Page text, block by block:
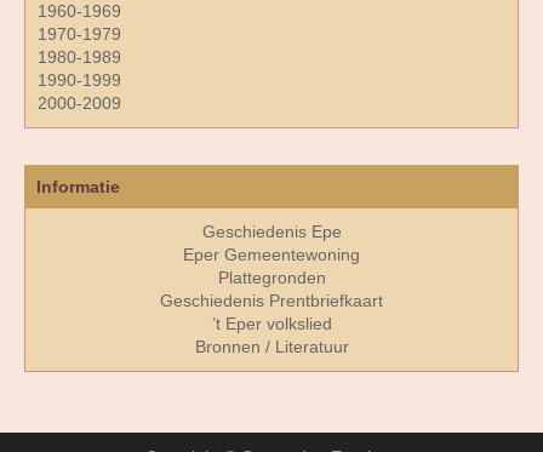
1960-1969
1970-1979
1980-1989
1990-1999
2000-2009
Informatie
Geschiedenis Epe
Eper Gemeentewoning
Plattegronden
Geschiedenis Prentbriefkaart
’t Eper volkslied
Bronnen / Literatuur